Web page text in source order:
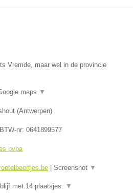
Vremde, maar wel in de provincie
maps ▼
(Antwerpen)
nr: 0641899577
bvba
Screenshot ▼
met 14 plaatsjes. ▼